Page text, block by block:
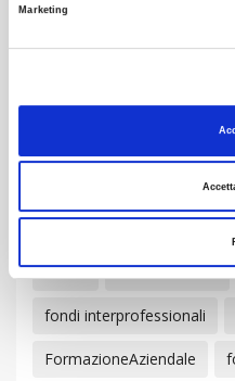
Marketing#formazioneuniversitaria
#greatplacetowork
apl
eventi finanziamento
fondi interprofessionali
FormazioneAziendale